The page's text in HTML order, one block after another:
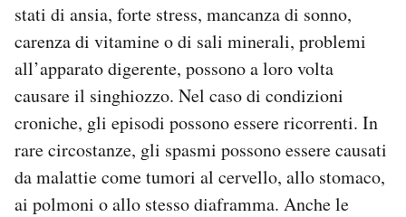
stati di ansia, forte stress, mancanza di sonno,
carenza di vitamine o di sali minerali, problemi
all’apparato digerente, possono a loro volta
causare il singhiozzo. Nel caso di condizioni
croniche, gli episodi possono essere ricorrenti. In
rare circostanze, gli spasmi possono essere causati
da malattie come tumori al cervello, allo stomaco,
ai polmoni o allo stesso diaframma. Anche le